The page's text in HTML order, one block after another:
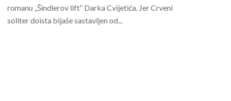
romanu „Šindlerov lift“ Darka Cvijetića. Jer Crveni
soliter doista bijaše sastavljen od...